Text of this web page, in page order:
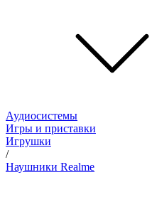
Аудиосистемы
Игры и приставки
Игрушки
/
Наушники Realme